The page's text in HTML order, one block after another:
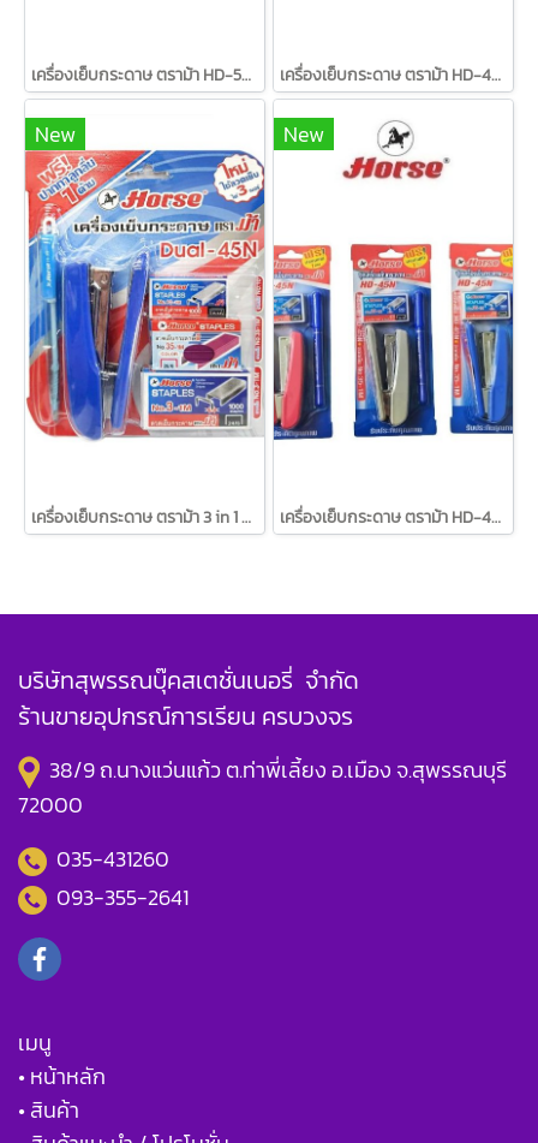
เครื่องเย็บกระดาษ ตราม้า HD-545 เครื่องเย็บกระดาษ ตราม้า HD-45L
New
เครื่องเย็บกระดาษ ตราม้า 3 in 1 DUAL-45N
New
เครื่องเย็บกระดาษ ตราม้า HD-45N+ลวด+ปากกา
บริษัทสุพรรณบุ๊คสเตชั่นเนอรี่ จำกัด
ร้านขายอุปกรณ์การเรียน ครบวงจร
38/9 ถ.นางแว่นแก้ว ต.ท่าพี่เลี้ยง อ.เมือง จ.สุพรรณบุรี
72000
035-431260
093-355-2641
เมนู
• หน้าหลัก
• สินค้า